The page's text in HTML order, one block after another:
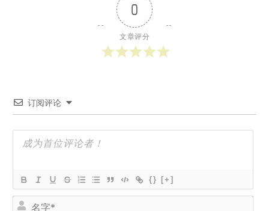
0
文章评分
订阅评论
{} [+]
名